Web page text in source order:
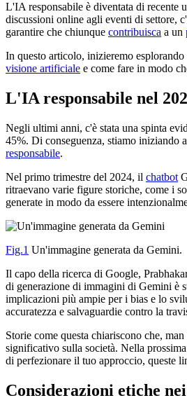
L'IA responsabile è diventata di recente
discussioni online agli eventi di settore,
garantire che chiunque contribuisca a un
In questo articolo, inizieremo
visione artificiale e come fare in modo
L'IA responsabile nel
Negli ultimi anni, c'è stata una spinta
45%. Di conseguenza, stiamo iniziando
responsabile.
Nel primo trimestre del 2024, il chatbot
ritraevano varie figure storiche, come i
generate in modo da essere
Fig.1 Un'immagine generata da Gemini.
Il capo della ricerca di Google,
di generazione di immagini di Gemini è
implicazioni più ampie per i bias e lo
accuratezza e salvaguardie contro la
Storie come questa chiariscono che,
significativo sulla società. Nella
di perfezionare il tuo approccio, queste
Considerazioni etiche